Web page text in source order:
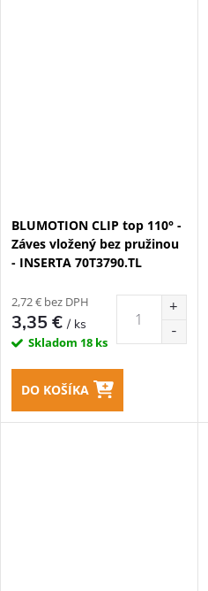
BLUMOTION CLIP top 110° -
Záves vložený bez pružinou
- INSERTA 70T3790.TL
2,72 € bez DPH
3,35 €/ ks
Skladom 18 ks
DO KOŠÍKA